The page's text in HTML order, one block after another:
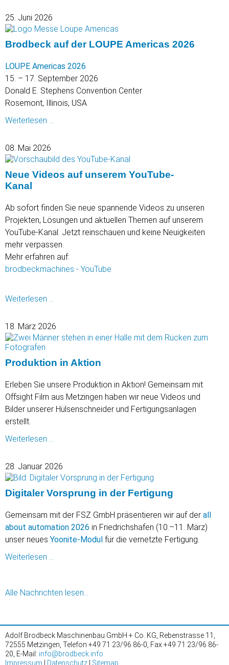
25. Juni 2026
Brodbeck auf der LOUPE Americas 2026
LOUPE Americas 2026
15. – 17. September 2026
Donald E. Stephens Convention Center
Rosemont, Illinois, USA
Weiterlesen …
LOUPE
Americas
2026
08. Mai 2026
Neue Videos auf unserem YouTube-
Kanal
Ab sofort finden Sie neue spannende Videos zu unseren
Projekten, Lösungen und aktuellen Themen auf unserem
YouTube-Kanal. Jetzt reinschauen und keine Neuigkeiten
mehr verpassen.
Mehr erfahren auf:
brodbeckmachines - YouTube
Weiterlesen …
auf
unserem
Kanal
18. März 2026
Produktion in Aktion
Erleben Sie unsere Produktion in Aktion! Gemeinsam mit
Offsight Film aus Metzingen haben wir neue Videos und
Bilder unserer Hülsenschneider und Fertigungsanlagen
erstellt.
Weiterlesen …
Aktion
28. Januar 2026
Digitaler Vorsprung in der Fertigung
Gemeinsam mit der FSZ GmbH präsentieren wir auf der all
about automation 2026 in Friedrichshafen (10.–11. März)
unser neues Yoonite-Modul für die vernetzte Fertigung.
Weiterlesen …
der
Alle Nachrichten lesen…
Adolf Brodbeck Maschinenbau GmbH + Co. KG, Rebenstrasse 11,
72555 Metzingen, Telefon +49 71 23/96 86-0, Fax +49 71 23/96 86-
20, E-Mail: info@brodbeck.info
Impressum
Datenschutz Sitemap